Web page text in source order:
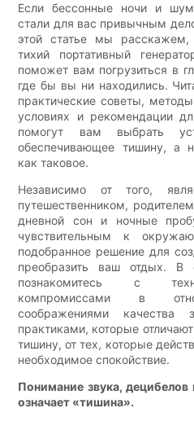
Если бессонные ночи и
стали для вас привычным
этой статье мы расскажем,
тихий портативный
поможет вам погрузиться в
где бы вы ни находились.
практические советы,
условиях и рекомендации
помогут вам выбрать
обеспечивающее тишину, а
как таковое.
Независимо от того,
путешественником,
дневной сон и ночные
чувствительным к
подобранное решение для
преобразить ваш отдых. В
познакомитесь с
компромиссами в
соображениями качества
практиками, которые
тишину, от тех, которые
необходимое спокойствие.
Понимание звука,
означает «тишина».